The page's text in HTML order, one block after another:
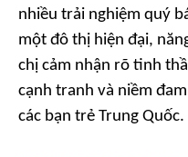
nhiều trải nghiệm quý
một đô thị hiện đại,
chị cảm nhận rõ tinh
cạnh tranh và niềm
các bạn trẻ Trung Quốc.